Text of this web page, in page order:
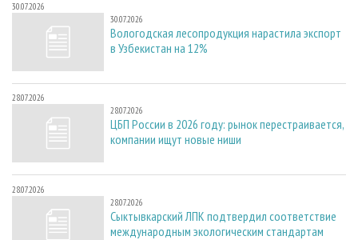
30.07.2026
30.07.2026
Вологодская лесопродукция нарастила экспорт
в Узбекистан на 12%
28.07.2026
28.07.2026
ЦБП России в 2026 году: рынок перестраивается,
компании ищут новые ниши
28.07.2026
28.07.2026
Сыктывкарский ЛПК подтвердил соответствие
международным экологическим стандартам